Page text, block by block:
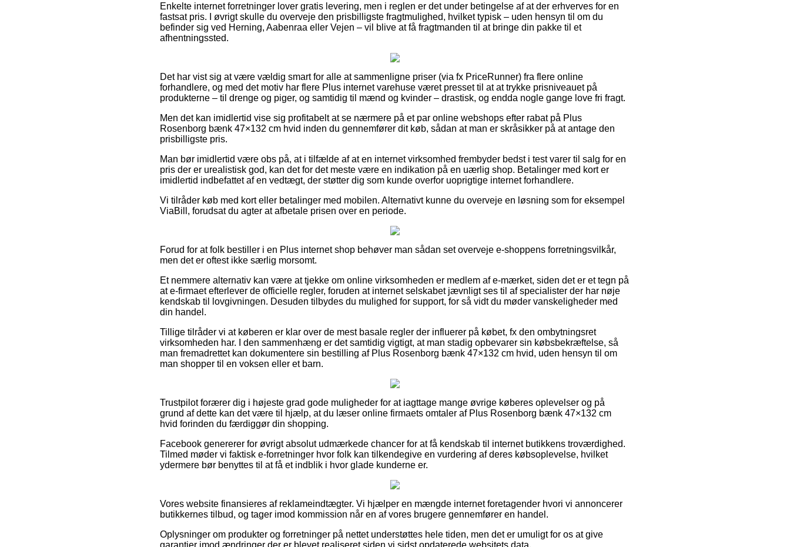
Enkelte internet forretninger lover gratis levering, men i reglen er det under betingelse af at der erhverves for en
fastsat pris. I øvrigt skulle du overveje den prisbilligste fragtmulighed, hvilket typisk – uden hensyn til om du
befinder sig ved Herning, Aabenraa eller Vejen – vil blive at få fragtmanden til at bringe din pakke til et
afhentningssted.
Det har vist sig at være vældig smart for alle at sammenligne priser (via fx PriceRunner) fra flere online
forhandlere, og med det motiv har flere Plus internet varehuse været presset til at at trykke prisniveauet på
produkterne – til drenge og piger, og samtidig til mænd og kvinder – drastisk, og endda nogle gange love fri fragt.
Men det kan imidlertid vise sig profitabelt at se nærmere på et par online webshops efter rabat på Plus
Rosenborg bænk 47×132 cm hvid inden du gennemfører dit køb, sådan at man er skråsikker på at antage den
prisbilligste pris.
Man bør imidlertid være obs på, at i tilfælde af at en internet virksomhed frembyder bedst i test varer til salg for en
pris der er urealistisk god, kan det for det meste være en indikation på en uærlig shop. Betalinger med kort er
imidlertid indbefattet af en vedtægt, der støtter dig som kunde overfor uoprigtige internet forhandlere.
Vi tilråder køb med kort eller betalinger med mobilen. Alternativt kunne du overveje en løsning som for eksempel
ViaBill, forudsat du agter at afbetale prisen over en periode.
Forud for at folk bestiller i en Plus internet shop behøver man sådan set overveje e-shoppens forretningsvilkår,
men det er oftest ikke særlig morsomt.
Et nemmere alternativ kan være at tjekke om online virksomheden er medlem af e-mærket, siden det er et tegn på
at e-firmaet efterlever de officielle regler, foruden at internet selskabet jævnligt ses til af specialister der har nøje
kendskab til lovgivningen. Desuden tilbydes du mulighed for support, for så vidt du møder vanskeligheder med
din handel.
Tillige tilråder vi at køberen er klar over de mest basale regler der influerer på købet, fx den ombytningsret
virksomheden har. I den sammenhæng er det samtidig vigtigt, at man stadig opbevarer sin købsbekræftelse, så
man fremadrettet kan dokumentere sin bestilling af Plus Rosenborg bænk 47×132 cm hvid, uden hensyn til om
man shopper til en voksen eller et barn.
Trustpilot forærer dig i højeste grad gode muligheder for at iagttage mange øvrige køberes oplevelser og på
grund af dette kan det være til hjælp, at du læser online firmaets omtaler af Plus Rosenborg bænk 47×132 cm
hvid forinden du færdiggør din shopping.
Facebook genererer for øvrigt absolut udmærkede chancer for at få kendskab til internet butikkens troværdighed.
Tilmed møder vi faktisk e-forretninger hvor folk kan tilkendegive en vurdering af deres købsoplevelse, hvilket
ydermere bør benyttes til at få et indblik i hvor glade kunderne er.
Vores website finansieres af reklameindtægter. Vi hjælper en mængde internet foretagender hvori vi annoncerer
butikkernes tilbud, og tager imod kommission når en af vores brugere gennemfører en handel.
Oplysninger om produkter og forretninger på nettet understøttes hele tiden, men det er umuligt for os at give
garantier imod ændringer der er blevet realiseret siden vi sidst opdaterede websitets data.